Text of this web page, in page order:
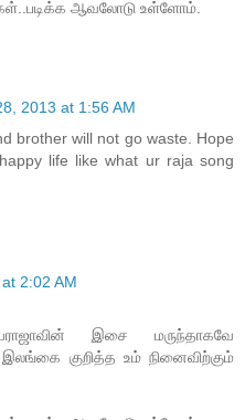
ஆவலோடு உள்ளோம்.
2013 at 1:56 AM
brother will not go waste. Hope
life like what ur raja song
2:02 AM
இசை மருந்தாகவே
இலங்கை குறித்த உம் நினைவிற்கும்